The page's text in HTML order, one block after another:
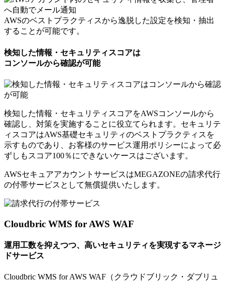
AWSのベストプラクティスから逸脱した設定を検知・抽出
することが可能です。
検知した情報・セキュリティスコアは
コンソールから確認が可能
検知した情報・セキュリティスコアをAWSコンソールから
確認し、対策を実施することに役立てられます。セキュリテ
ィスコアはAWS基礎セキュリティのベストプラクティスを
示すものであり、お客様のサービス運用ポリシーによって必
ずしもスコア100％にできないケースはございます。
AWSセキュアアカウントサービスはMEGAZONEの請求代行
の付帯サービスとして無償提供いたします。
Cloudbric WMS for AWS WAF
運用工数を抑えつつ、高いセキュリティを実現するマネージ
ドサービス
Cloudbric WMS for AWS WAF（クラウドブリック・ダブリュ